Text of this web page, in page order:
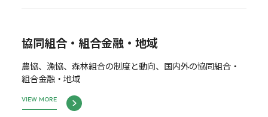
協同組合・組合金融・地域
農協、漁協、森林組合の制度と動向、国内外の協同組合・
組合金融・地域
VIEW MORE